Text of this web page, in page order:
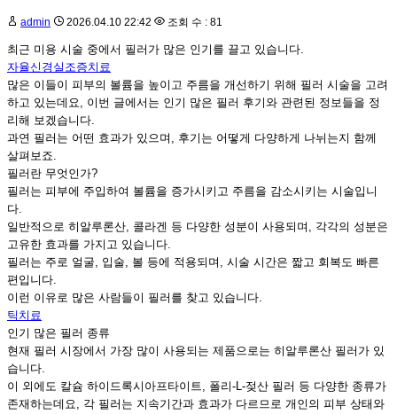
admin 2026.04.10 22:42 조회 수 : 81
최근 미용 시술 중에서 필러가 많은 인기를 끌고 있습니다.
자율신경실조증치료
많은 이들이 피부의 볼륨을 높이고 주름을 개선하기 위해 필러 시술을 고려
하고 있는데요, 이번 글에서는 인기 많은 필러 후기와 관련된 정보들을 정
리해 보겠습니다.
과연 필러는 어떤 효과가 있으며, 후기는 어떻게 다양하게 나뉘는지 함께
살펴보죠.
필러란 무엇인가?
필러는 피부에 주입하여 볼륨을 증가시키고 주름을 감소시키는 시술입니
다.
일반적으로 히알루론산, 콜라겐 등 다양한 성분이 사용되며, 각각의 성분은
고유한 효과를 가지고 있습니다.
필러는 주로 얼굴, 입술, 볼 등에 적용되며, 시술 시간은 짧고 회복도 빠른
편입니다.
이런 이유로 많은 사람들이 필러를 찾고 있습니다.
틱치료
인기 많은 필러 종류
현재 필러 시장에서 가장 많이 사용되는 제품으로는 히알루론산 필러가 있
습니다.
이 외에도 칼슘 하이드록시아프타이트, 폴리-L-젖산 필러 등 다양한 종류가
존재하는데요, 각 필러는 지속기간과 효과가 다르므로 개인의 피부 상태와